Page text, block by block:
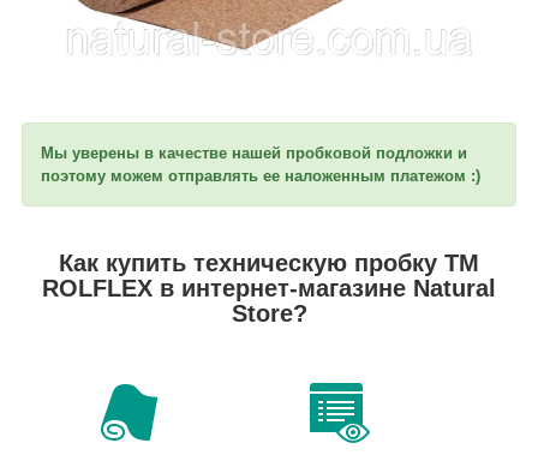
Мы уверены в качестве нашей пробковой подложки и
поэтому можем отправлять ее наложенным платежом :)
Как купить техническую пробку TM
ROLFLEX в интернет-магазине Natural
Store?